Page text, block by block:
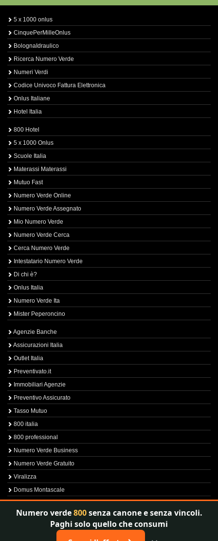
5 x 1000 onlus
CinquePerMilleOnlus
BolognaIdraulico
Ricerca Numero Verde
Numeri Verdi
Codice Univoco Fattura Elettronica
Onlus Italiane
Hotel Italia
800 Hotel
5 x 1000 Onlus
Scuole Italia
Materassi Materassi
Mutuo Fast
Numero Verde Online
Numero Verde Assegnato
Mio Numero Verde
Numero Verde Cerca
Cerca Numero Verde
Intestatario Numero Verde
Di chi è?
Onlus Italia
Numero Verde Ita
Mister Peperoncino
Agenzie Banche
Assicurazioni Italia
Outlet Italia
Preventivato.it
Immobiliari Agenzie
Preventivo Assicurato
Tasso Mutuo
800 italia
800 professional
Numero Verde Business
Numero Verde Gratuito
Viralizza
Domus Montascale
Sprint800
Verfica Numero Verde
Numero verde800senza canone e senza vincoli.
Paghi solo quello che consumi